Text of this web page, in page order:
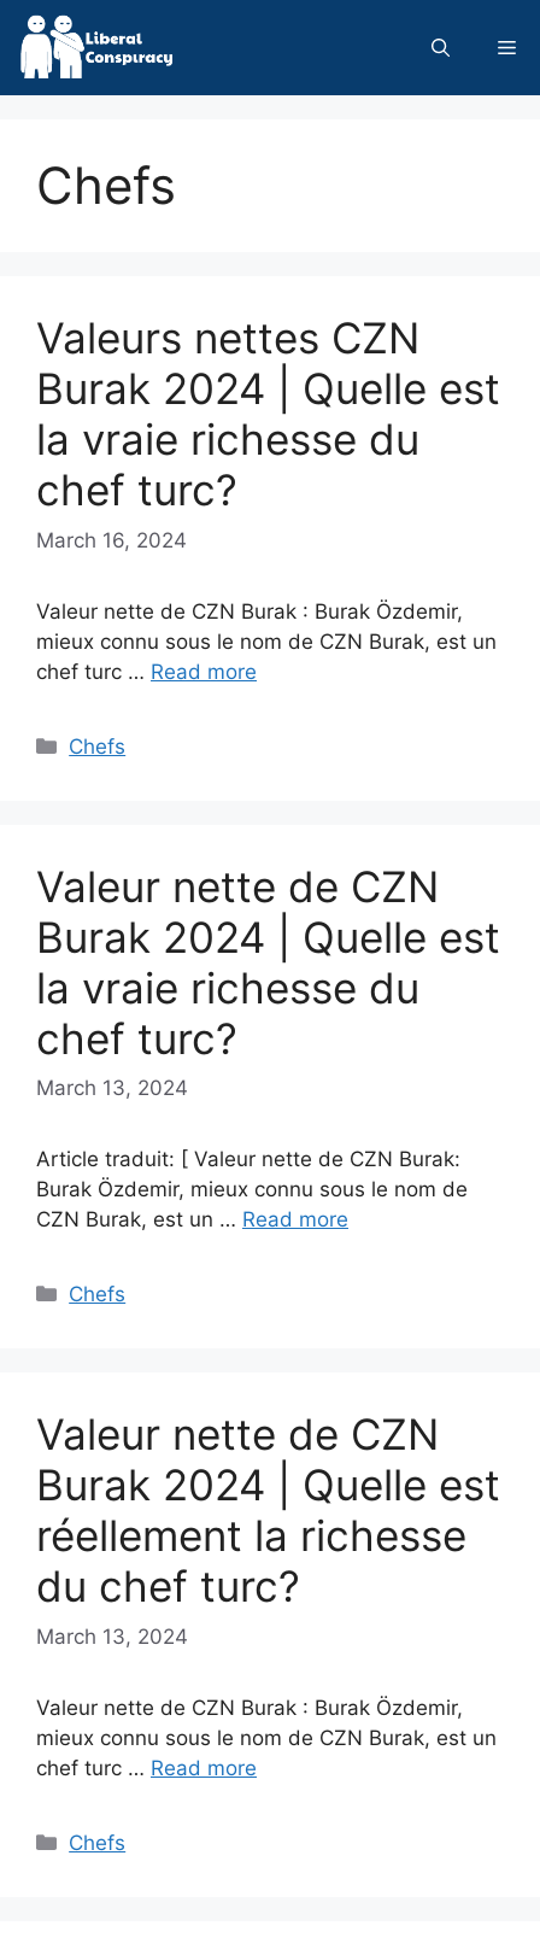
Skip
content
Chefs
Valeurs nettes CZN
Burak 2024 | Quelle est
la vraie richesse du
chef turc?
March 16, 2024
Valeur nette de CZN Burak : Burak Özdemir,
mieux connu sous le nom de CZN Burak, est un
chef turc … Read more
Categories
Chefs
Valeur nette de CZN
Burak 2024 | Quelle est
la vraie richesse du
chef turc?
March 13, 2024
Article traduit: [ Valeur nette de CZN Burak:
Burak Özdemir, mieux connu sous le nom de
CZN Burak, est un … Read more
Categories
Chefs
Valeur nette de CZN
Burak 2024 | Quelle est
réellement la richesse
du chef turc?
March 13, 2024
Valeur nette de CZN Burak : Burak Özdemir,
mieux connu sous le nom de CZN Burak, est un
chef turc … Read more
Categories
Chefs